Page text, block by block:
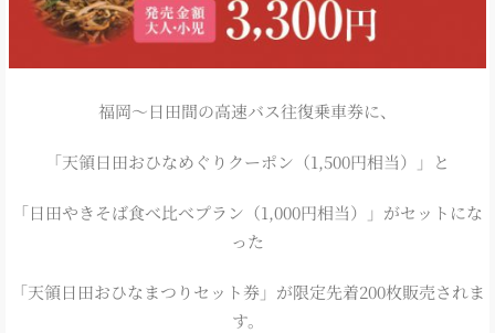
福岡～日田間の高速バス往復乗車券に、
「天領日田おひなめぐりクーポン（1,500円相当）」と
「日田やきそば食べ比べプラン（1,000円相当）」がセットにな
った
「天領日田おひなまつりセット券」が限定先着200枚販売されま
す。